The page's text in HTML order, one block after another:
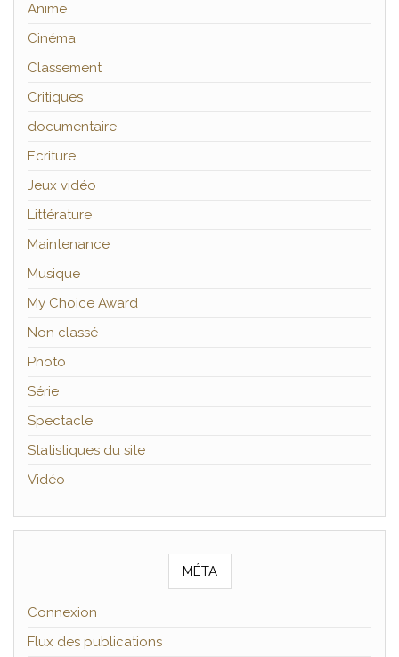
Anime
Cinéma
Classement
Critiques
documentaire
Ecriture
Jeux vidéo
Littérature
Maintenance
Musique
My Choice Award
Non classé
Photo
Série
Spectacle
Statistiques du site
Vidéo
MÉTA
Connexion
Flux des publications